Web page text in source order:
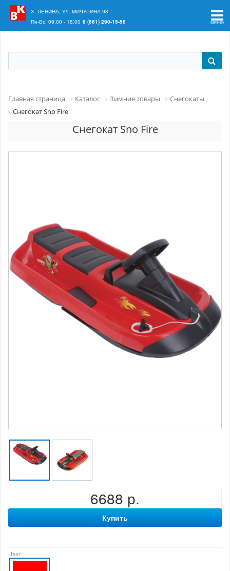
Ваш регион:
Х. ЛЕНИНА, УЛ. МИЧУРИНА 98
Пн-Вс: 09:00 - 18:00 8 (861) 290-15-58
Главная страница Каталог Зимние товары
Снегокаты
Снегокат Sno Fire
Снегокат Sno Fire
6688 р.
Купить
Цвет